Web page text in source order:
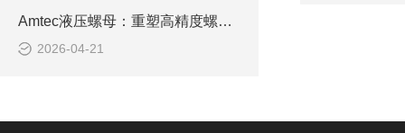
Amtec液压螺母：重塑高精度螺栓预紧的工业标准
2026-04-21